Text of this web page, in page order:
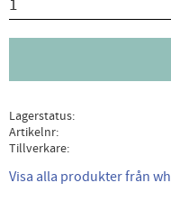
Lagerstatus
Artikelnr
Tillverkare
Visa alla produkter från